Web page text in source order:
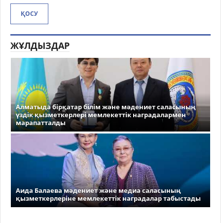
ҚОСУ
ЖҰЛДЫЗДАР
Алматыда бірқатар білім және мәдениет саласының
үздік қызметкерлері мемлекеттік наградалармен
марапатталды
Аида Балаева мәдениет және медиа саласының
қызметкерлеріне мемлекеттік наградалар табыстады